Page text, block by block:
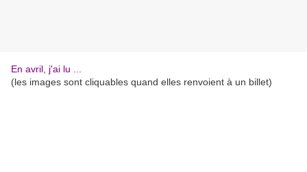
En avril, j'ai lu ...
(les images sont cliquables quand elles renvoient à un billet)